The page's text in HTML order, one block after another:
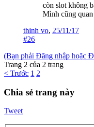
còn slot không
Mình cũng
thinh vo, 25/11/17
#26
(Bạn phải Đăng nhập hoặc
Trang 2 của 2 trang
< Trước 1 2
Chia sẻ trang này
Tweet